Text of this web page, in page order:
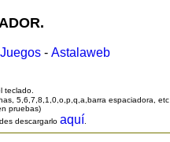
Juegos - Astalaweb
teclado.
5,6,7,8,1,0,o,p,q,a,barra espaciadora, etc
pruebas)
descargarlo aquí